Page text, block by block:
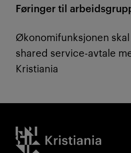
Føringer til
Økonomifunksjonen
shared service-avtale
Kristiania
Kristiania logo